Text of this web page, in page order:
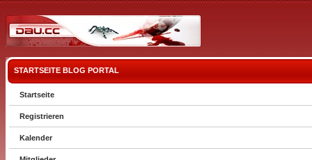
STARTSEITE BLOG PORTAL
Startseite
Registrieren
Kalender